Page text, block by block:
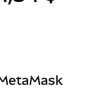
MetaMask